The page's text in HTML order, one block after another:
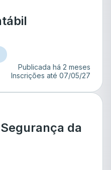
Publicada há 2 meses
Inscrições até 07/05/27
da